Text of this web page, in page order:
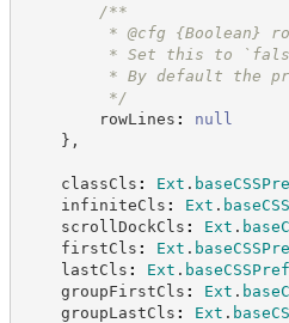
/**
* @cfg {Boolean}
* Set this to `false` to
* By default the
*/
rowLines :
null
} ,
classCls : Ext .
infiniteCls : Ext .
scrollDockCls : Ext .
firstCls : Ext .
lastCls : Ext .
groupFirstCls : Ext .
groupLastCls : Ext .